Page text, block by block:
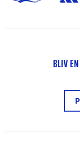
BLIV